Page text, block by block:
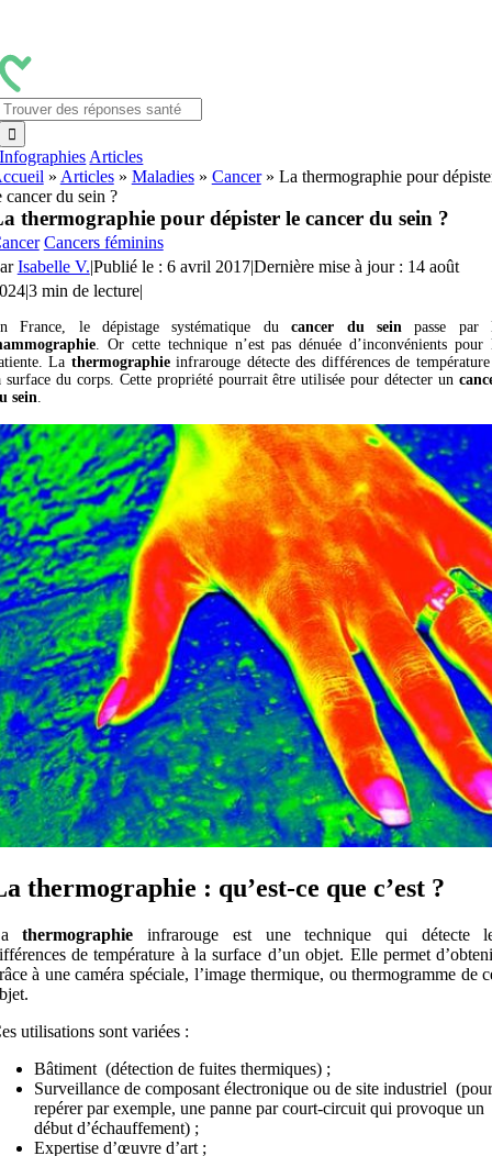
contenu
Infographies Articles
» Articles» Maladies» Cancer» La thermographie pour
cancer du sein ?
thermographie pour dépister le cancer du sein ?
Cancers féminins
Isabelle V.|Publié le : 6 avril 2017|Dernière mise à jour : 14 août
|3 min de lecture|
France, le dépistage systématique ducancer du sein passe par
. Or cette technique n’est pas dénuée d’inconvénients pour
La thermographieinfrarouge détecte des différences de
surface du corps. Cette propriété pourrait être utilisée pour détecter un
sein.
thermographie : qu’est-ce que c’est ?
thermographie infrarouge est une technique qui détecte
de température à la surface d’un objet. Elle permet
à une caméra spéciale, l’image thermique, ou thermogramme de
utilisations sont variées :
Bâtiment (détection de fuites thermiques) ;
Surveillance de composant électronique ou de site industriel (pour
repérer par exemple, une panne par court-circuit qui provoque un
début d’échauffement) ;
Expertise d’œuvre d’art ;